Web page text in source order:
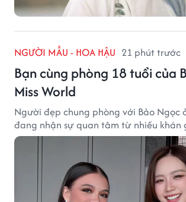
NGƯỜI MẪU - HOA HẬU 21 phút trước
Bạn cùng phòng 18 tuổi của
Miss World
Người đẹp chung phòng với Bảo Ngọc
đang nhận sự quan tâm từ nhiều khán